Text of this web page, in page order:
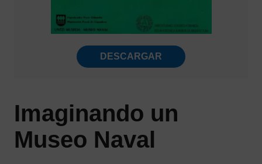
DESCARGAR
Imaginando un
Museo Naval